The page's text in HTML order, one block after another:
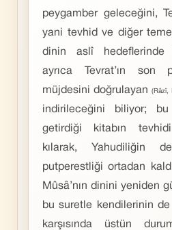
peygamber geleceğini,
yani tevhid ve diğer
dinin aslî hedeflerinde
ayrıca Tevrat’ın son
müjdesini doğrulayan
(Râzî,
indirileceğini biliyor;
getirdiği kitabın
kılarak, Yahudiliğin
putperestliği ortadan
Mûsâ’nın dinini yeniden
bu suretle kendilerinin
karşısında üstün